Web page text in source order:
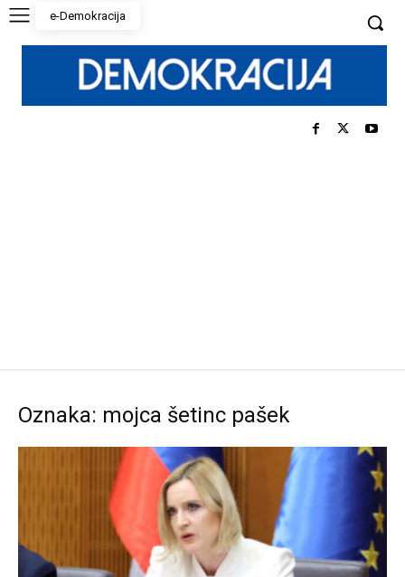
e-Demokracija
Oznaka: mojca šetinc pašek